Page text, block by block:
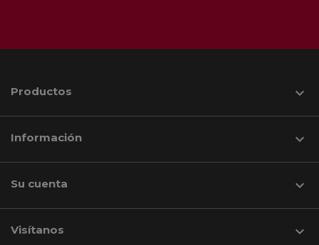
Productos 
Información 
Su cuenta 
Visítanos keyboard_arrow_down